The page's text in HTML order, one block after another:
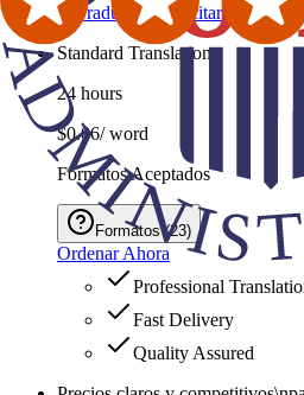
Ordenar Traducción Solicitar
Standard Translation
24 hours
$0.06/ word
Formatos Aceptados
Formatos(23)
Ordenar Ahora
Professional
Fast Delivery
Quality Assured